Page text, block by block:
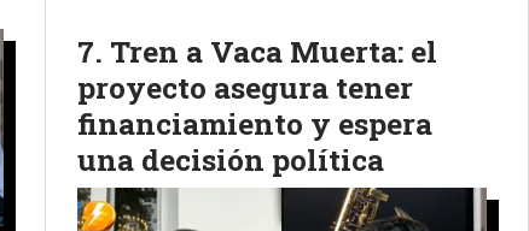
Tren a Vaca Muerta: el
proyecto asegura tener
financiamiento y espera
una decisión política